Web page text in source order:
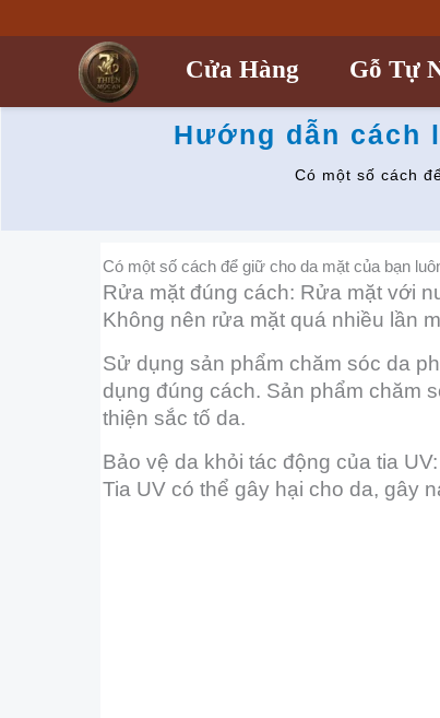
tới
Cửa Hàng Gỗ Tự
Hướng dẫn cách
Có một số cách
Có một số cách để giữ cho da mặt của bạn
Rửa mặt đúng cách: Rửa mặt với
Không nên rửa mặt quá nhiều lần
Sử dụng sản phẩm chăm sóc da
dụng đúng cách. Sản phẩm chăm
thiện sắc tố da.
Bảo vệ da khỏi tác động của tia
Tia UV có thể gây hại cho da, gây